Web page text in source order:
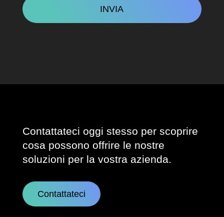
Contattateci oggi stesso per scoprire
cosa possono offrire le nostre
soluzioni per la vostra azienda.
Contattateci